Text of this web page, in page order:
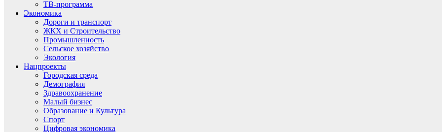
ТВ-программа
Экономика
Дороги и транспорт
ЖКХ и Строительство
Промышленность
Сельское хозяйство
Экология
Нацпроекты
Городская среда
Демография
Здравоохранение
Малый бизнес
Образование и Культура
Спорт
Цифровая экономика